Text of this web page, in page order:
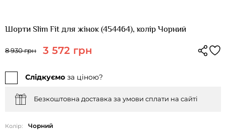
Шорти Slim Fit для жінок (454464), колір Чорний
8 930 грн 3 572 грн
Слідкуємо за ціною?
Безкоштовна доставка за умови сплати на сайті
Колір: Чорний